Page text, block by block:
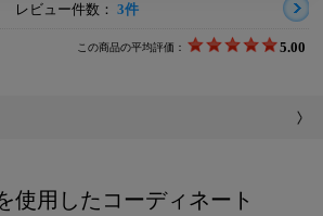
レビュー件数： 3件
この商品の平均評価： 5.00
使用したコーディネート